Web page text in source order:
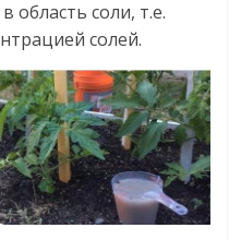
область соли, т.е.
солей.